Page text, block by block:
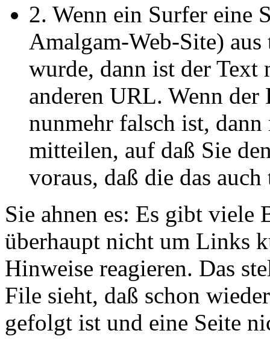
2. Wenn ein Surfer eine
Amalgam-Web-Site)
wurde, dann ist der Text
anderen URL. Wenn
nunmehr falsch ist,
mitteilen, auf daß Sie
voraus, daß die das auch
Sie ahnen es: Es gibt viele
überhaupt nicht um Links
Hinweise reagieren. Das
File sieht, daß schon
gefolgt ist und eine Seite